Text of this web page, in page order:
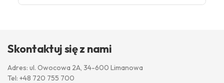
Skontaktuj się z nami
Adres: ul. Owocowa 2A, 34-600 Limanowa
Tel: +48 720 755 700